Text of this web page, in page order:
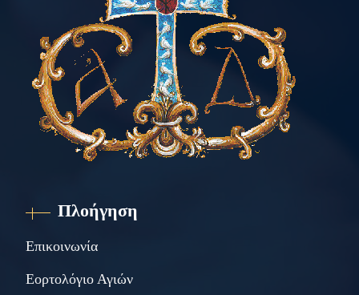
Πλοήγηση
Επικοινωνία
Εορτολόγιο Αγιών